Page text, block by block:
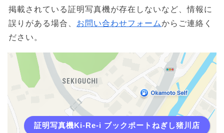
掲載されている証明写真機が存在しないなど、情報に
誤りがある場合、 お問い合わせフォームからご連絡く
ださい。
証明写真機Ki-Re-i ブックポートねぎし猪川店